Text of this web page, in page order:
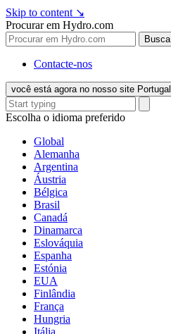
Skip to content ↘
Procurar em Hydro.com
Busca
Contacte-nos
você está agora no nosso site Portugal
Escolha o idioma preferido
Global
Alemanha
Argentina
Áustria
Bélgica
Brasil
Canadá
Dinamarca
Eslováquia
Espanha
Estónia
EUA
Finlândia
França
Hungria
Itália